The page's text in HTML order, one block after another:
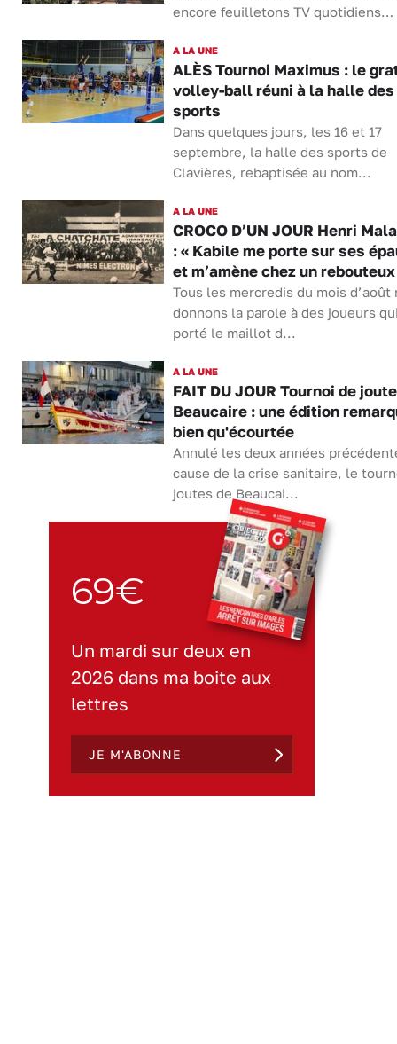
encore feuilletons TV quotidiens…
A LA UNE
ALÈS Tournoi Maximus : le
volley-ball réuni à la halle des
sports
Dans quelques jours, les 16 et 17
septembre, la halle des sports de
Clavières, rebaptisée au nom...
A LA UNE
CROCO D’UN JOUR Henri
: « Kabile me porte sur ses
et m’amène chez un rebouteux
Tous les mercredis du mois d’août
donnons la parole à des joueurs
porté le maillot d...
A LA UNE
FAIT DU JOUR Tournoi de
Beaucaire : une édition
bien qu'écourtée
Annulé les deux années
cause de la crise sanitaire, le
joutes de Beaucai...
69€
Un mardi sur deux en
2026 dans ma boite aux
lettres
JE M'ABONNE